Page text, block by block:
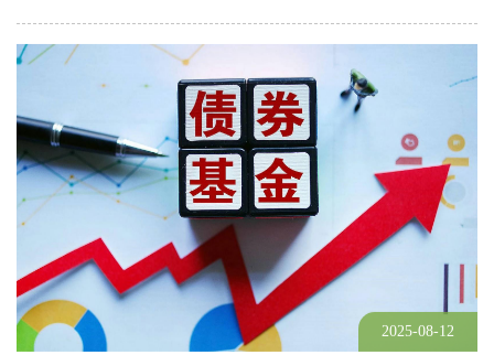
建筑设计、设备选择和日常运行等方面集成应用25项新型绿色
低碳技术。站内应用碲化…
2025-08-12